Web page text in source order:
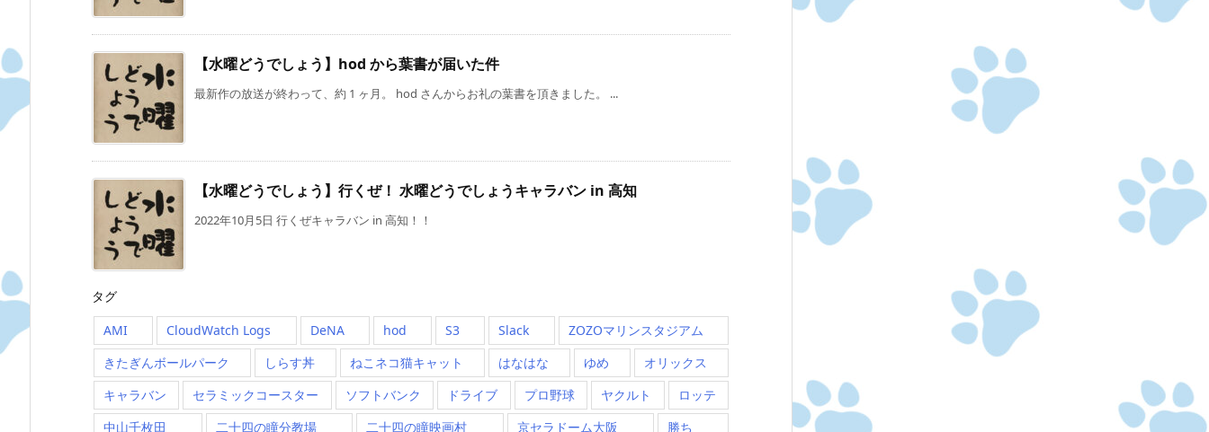
【水曜どうでしょう】hod から葉書が届いた件
最新作の放送が終わって、約 1 ヶ月。 hod さんからお礼の葉書を頂きました。 ...
【水曜どうでしょう】行くぜ！ 水曜どうでしょうキャラバン in 高知
2022年10月5日 行くぜキャラバン in 高知！！
タグ
AMI
CloudWatch Logs DeNA hod S3 Slack
ZOZOマリンスタジアム
きたぎんボールパーク
しらす丼 ねこネコ猫キャット はなはな ゆめ
オリックス
キャラバン
セラミックコースター ソフトバンク ドライブ プロ野球 ヤクルト
ロッテ
中山千枚田
二十四の瞳分教場 二十四の瞳映画村 京セラドーム大阪 勝ち